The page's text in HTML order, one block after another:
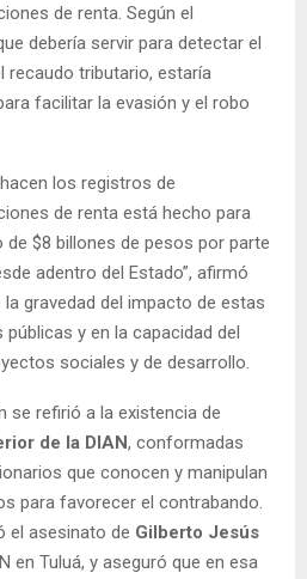
de renta. Según el
debería servir para detectar el
recaudo tributario, estaría
facilitar la evasión y el robo
los registros de
de renta está hecho para
de $8 billones de pesos por parte
adentro del Estado”, afirmó
gravedad del impacto de estas
y en la capacidad del
sociales y de desarrollo.
se refirió a la existencia de
de la DIAN, conformadas
que conocen y manipulan
para favorecer el contrabando.
el asesinato de Gilberto Jesús
en Tuluá, y aseguró que en esa